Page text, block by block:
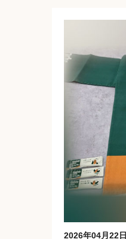
2026年04月22日